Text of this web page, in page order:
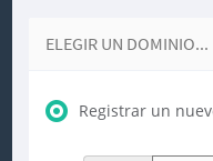
ELEGIR UN DOMINIO...
Registrar un